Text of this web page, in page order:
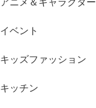
イベント
キッズファッション
キッチン